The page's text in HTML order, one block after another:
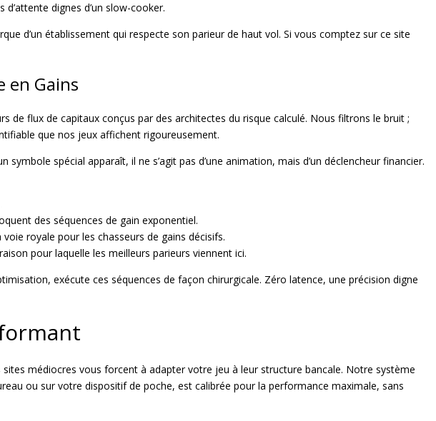
dignes d’un slow-cooker.
d’un établissement qui respecte son parieur de haut vol. Si vous comptez sur ce site
en Gains
de flux de capitaux conçus par des architectes du risque calculé. Nous filtrons le bruit ;
que nos jeux affichent rigoureusement.
spécial apparaît, il ne s’agit pas d’une animation, mais d’un déclencheur financier.
des séquences de gain exponentiel.
royale pour les chasseurs de gains décisifs.
pour laquelle les meilleurs parieurs viennent ici.
exécute ces séquences de façon chirurgicale. Zéro latence, une précision digne
médiocres vous forcent à adapter votre jeu à leur structure bancale. Notre système
ou sur votre dispositif de poche, est calibrée pour la performance maximale, sans